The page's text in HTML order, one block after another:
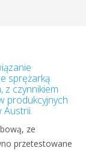
sprężarką
czynnikiem
produkcyjnych
Austrii.
ze
przetestowane